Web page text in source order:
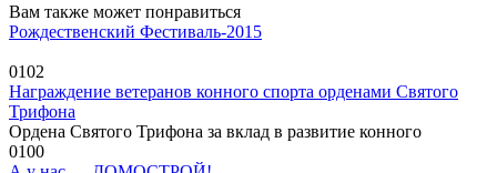
Вам также может понравиться
Рождественский Фестиваль-2015
0102
Награждение ветеранов конного спорта орденами Святого
Трифона
Ордена Святого Трифона за вклад в развитие конного
0100